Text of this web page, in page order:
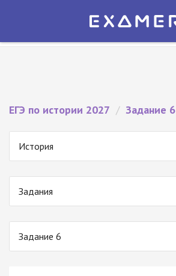
Экзамер — ЕГЭ 2027
ЕГЭ по истории 2027 / Задание 6
История
Задания
Задание 6